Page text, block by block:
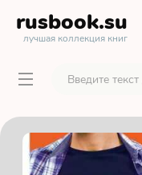
rusbook.su
лучшая коллекция книг